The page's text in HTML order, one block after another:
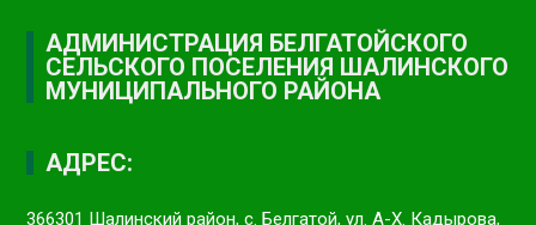
АДМИНИСТРАЦИЯ БЕЛГАТОЙСКОГО
СЕЛЬСКОГО ПОСЕЛЕНИЯ ШАЛИНСКОГО
МУНИЦИПАЛЬНОГО РАЙОНА
АДРЕС:
366301 Шалинский район, с. Белгатой, ул. А-Х. Кадырова,